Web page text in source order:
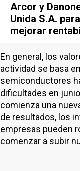
Arcor y
Unida S.A.
mejorar
En general, los
actividad se basa
semiconductores
dificultades en
comienza una
de resultados, los
empresas pueden
comenzar a subir